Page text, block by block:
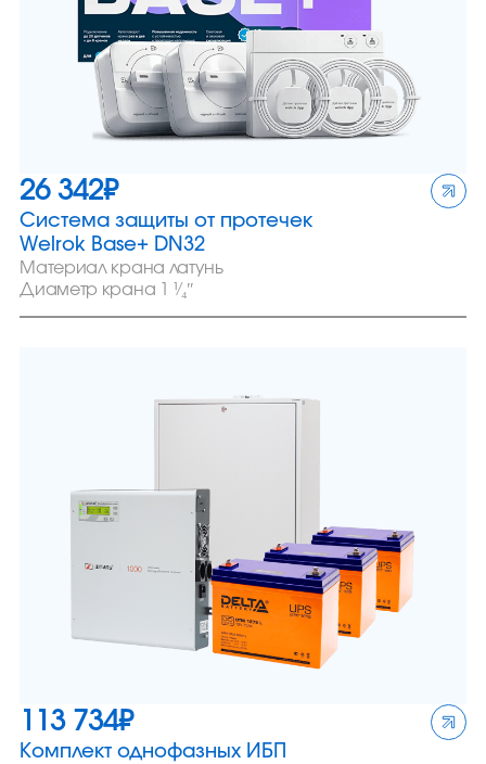
26 342₽
Система защиты от протечек
Welrok Base+ DN32
Материал крана латунь
Диаметр крана 1 ¹⁄₄″
113 734₽
Комплект однофазных ИБП